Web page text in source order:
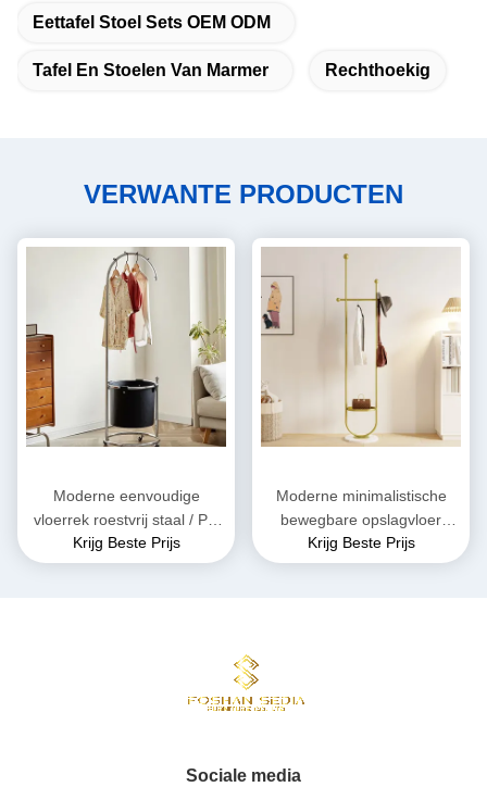
Eettafel Stoel Sets OEM ODM
Tafel En Stoelen Van Marmer Rechthoekig
VERWANTE PRODUCTEN
Moderne eenvoudige
vloerrek roestvrij staal / PU
leer organisator
Krijg Beste Prijs
Moderne minimalistische
bewegbare opslagvloer
hanger rek met wielen
Krijg Beste Prijs
Sociale media